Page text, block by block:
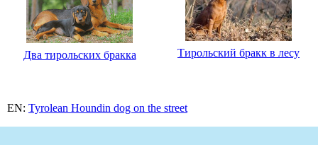
Два тирольских бракка Тирольский бракк в лесу
EN: Tyrolean Houndin dog on the street